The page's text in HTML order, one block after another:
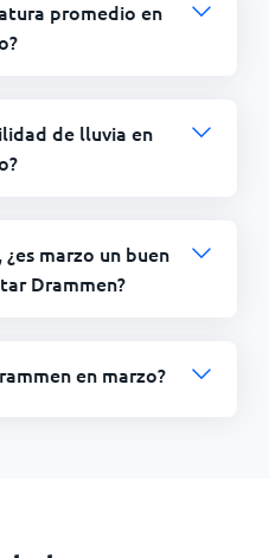
promedio en
de lluvia en
marzo un buen
Drammen?
en marzo?